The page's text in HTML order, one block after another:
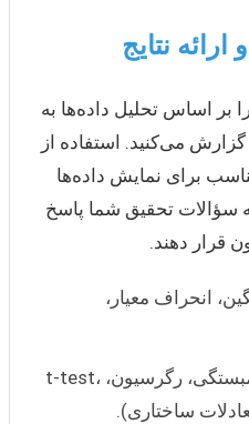
نتایج
بر اساس تحلیل داده‌ها به
می‌کنید. استفاده از
برای نمایش داده‌ها
سؤالات تحقیق شما پاسخ
قرار دهند.
انحراف معیار،
آمار استنباطی (همبستگی، رگرسیون، t-test،